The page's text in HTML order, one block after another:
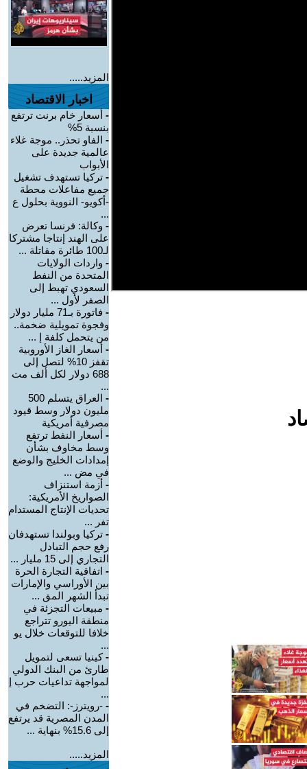
المزيد.....
اخبار الاقتصاد
- أسعار خام برنت ترتفع
بنسبة 5%
- الفاو تحذر.. موجة غلاء
عالمية جديدة على
الأبواب
- تركيا تستهدف تشغيل
جميع مفاعلات محطة
-أكويو- النووية بحلول ع
...
- وكالة: فرنسا تعرض
على الهند إنتاجا مشتركا
لـ100 طائرة مقاتلة ...
- واردات الولايات
المتحدة من النفط
السعودي تهبط إلى
الصفر لأول ...
-
فاتورة بـ71 مليار دولار
وفجوة تمويلية ضخمة..
من يتحمل كلفة إ ...
- أسعار الغاز الأوروبية
تقفز 10% لتصل إلى
688 دولار لكل ألف مت
...
-
العراق يتسلم 500
مليون دولار وسط قيود
مصرفية أمريكية
- أسعار النفط ترتفع
وسط مخاوف بشأن
إمدادات الخليج والوضع
في مض ...
- أزمة استنزاف
الصواريخ الأمريكية:
تحديات الإنتاج المستدام
تفر ...
- تركيا وبولندا تستهدفان
رفع حجم التبادل
التجاري إلى 15 مليار ...
- اتفاقية التجارة الحرة
بين الأوراسي والإمارات
تبدأ الشهر المق ...
- مبيعات التجزئة في
منطقة اليورو تتراجع
خلافا للتوقعات خلال يو
...
-كينيا تسعى لتمويل
طارئ من البنك الدولي
لمواجهة تداعيات حرب إ
...
- -رويترز-: التضخم في
المدن المصرية قد يرتفع
إلى 15.6% بنهاية ...
المزيد.....